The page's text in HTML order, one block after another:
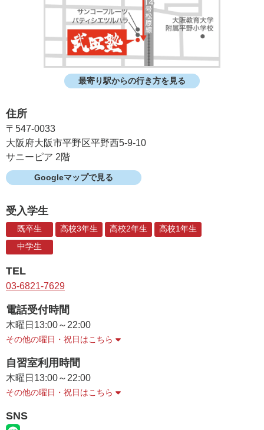
最寄り駅からの行き方を見る
住所
〒547-0033
大阪府大阪市平野区平野西5-9-10
サニーピア 2階
Googleマップで見る
受入学生
既卒生 高校3年生 高校2年生
高校1年生
中学生
TEL
03-6821-7629
電話受付時間
木曜日 13:00～22:00
その他の曜日・祝日はこちら
自習室利用時間
木曜日 13:00～22:00
その他の曜日・祝日はこちら
SNS